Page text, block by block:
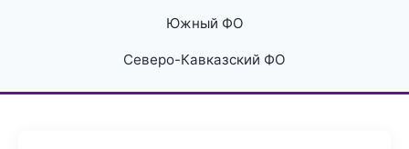
Южный ФО
Северо-Кавказский ФО